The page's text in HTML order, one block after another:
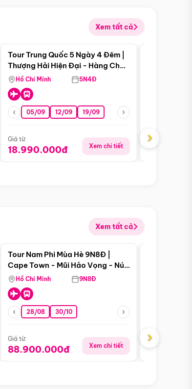
Xem tất cả
15/10 29/10
Điểm nổi bật
Tour Trung Quốc 5 Ngày 4 Đêm |
Thượng Hải Hiện Đại - Hàng Châu
Nên Thơ - Ô Trấn Cổ Kính
Hồ Chí Minh 5N4Đ
05/09 12/09 19/09
Giá từ:
18.990.000đ Xem chi tiết
Giá từ:
›
Xem tất cả
Điểm nổi bật
Tour Nam Phi Mùa Hè 9N8Đ |
Cape Town - Mũi Hảo Vọng - Núi
Bàn - Johannesburg - Pretoria -
Safari - Lodge
Hồ Chí Minh 9N8Đ
28/08 30/10
Giá từ:
88.900.000đ Xem chi tiết
Giá từ:
›